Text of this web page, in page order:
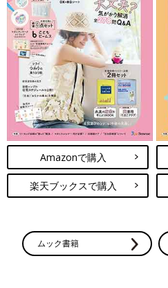
Amazonで購入
楽天ブックスで購入
ムック書籍